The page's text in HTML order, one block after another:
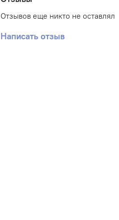
Производитель: Mi Hot.
Отзывов еще никто не оставлял
Написать отзыв